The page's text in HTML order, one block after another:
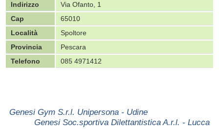
Indirizzo
Via Ofanto, 1
Cap
65010
Località
Spoltore
Provincia
Pescara
Telefono
085 4971412
Genesi Gym S.r.l. Unipersona - Udine
Genesi Soc.sportiva Dilettantistica A.r.l. - Lucca